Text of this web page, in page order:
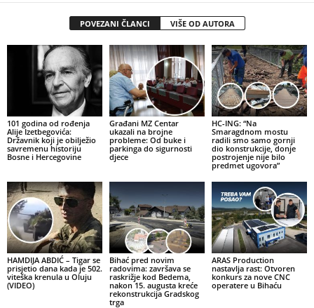
POVEZANI ČLANCI VIŠE OD AUTORA
101 godina od rođenja
Alije Izetbegovića:
Državnik koji je obilježio
savremenu historiju
Bosne i Hercegovine
Građani MZ Centar
ukazali na brojne
probleme: Od buke i
parkinga do sigurnosti
djece
HC-ING: “Na
Smaragdnom mostu
radili smo samo gornji
dio konstrukcije, donje
postrojenje nije bilo
predmet ugovora”
HAMDIJA ABDIĆ – Tigar se
prisjetio dana kada je 502.
viteška krenula u Oluju
(VIDEO)
Bihać pred novim
radovima: završava se
raskrižje kod Bedema,
nakon 15. augusta kreće
rekonstrukcija Gradskog
trga
ARAS Production
nastavlja rast: Otvoren
konkurs za nove CNC
operatere u Bihaću